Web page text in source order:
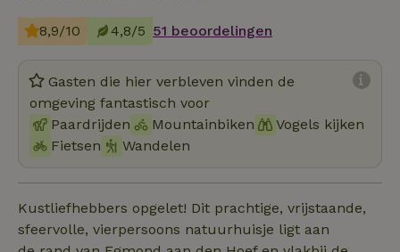
8,9/10 4,8/5 51 beoordelingen
Gasten die hier verbleven vinden de
omgeving fantastisch voor
Paardrijden
Mountainbiken
Vogels kijken
Fietsen
Wandelen
Kustliefhebbers opgelet! Dit prachtige, vrijstaande,
sfeervolle, vierpersoons natuurhuisje ligt aan